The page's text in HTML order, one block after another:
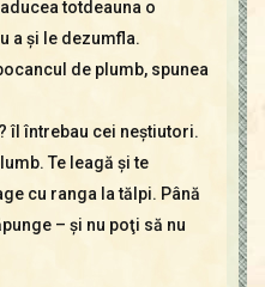
totdeauna o
a şi le dezumfla.
de plumb, spunea
îl întrebau cei neştiutori.
Te leagă şi te
cu ranga la tălpi. Până
– şi nu poţi să nu